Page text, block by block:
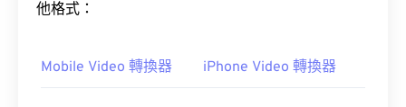
他格式：
Mobile Video 轉換器 iPhone Video 轉換器